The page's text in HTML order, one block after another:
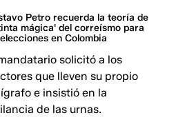
Petro recuerda la teoría de
mágica' del correísmo para
en Colombia
solicitó a los
que lleven su propio
e insistió en la
de las urnas.